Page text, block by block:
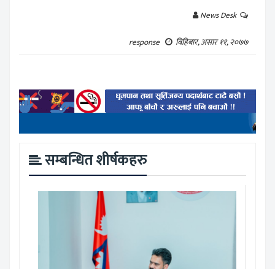
News Desk
response
बिहिबार, असार ११, २०७७
सम्बन्धित शीर्षकहरु